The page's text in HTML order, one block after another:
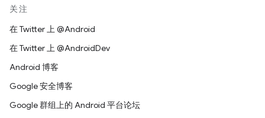
关注
在 Twitter 上 @Android
在 Twitter 上 @AndroidDev
Android 博客
Google 安全博客
Google 群组上的 Android 平台论坛